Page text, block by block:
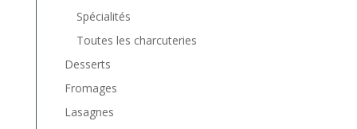
Spécialités
Toutes les charcuteries
Desserts
Fromages
Lasagnes